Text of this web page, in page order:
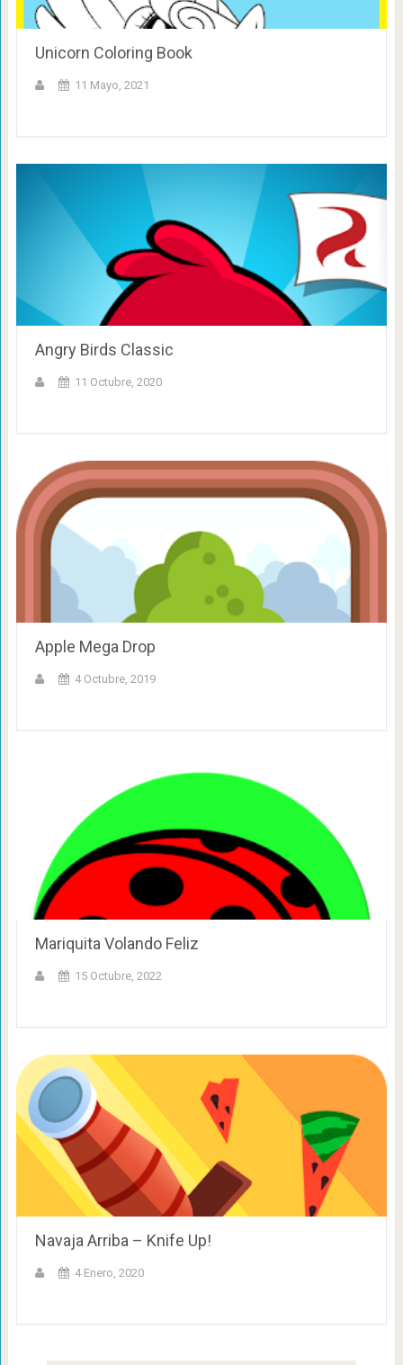
Unicorn Coloring Book
11 Mayo, 2021
Angry Birds Classic
11 Octubre, 2020
Apple Mega Drop
4 Octubre, 2019
Mariquita Volando Feliz
15 Octubre, 2022
Navaja Arriba – Knife Up!
4 Enero, 2020